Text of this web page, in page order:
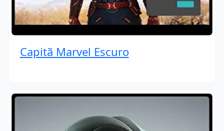
Capitã Marvel Escuro